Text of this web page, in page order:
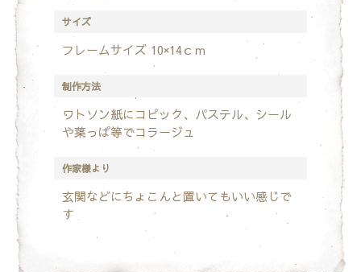
サイズ
フレームサイズ 10×14ｃｍ
制作方法
ワトソン紙にコピック、パステル、シール
や葉っぱ等でコラージュ
作家様より
玄関などにちょこんと置いてもいい感じで
す